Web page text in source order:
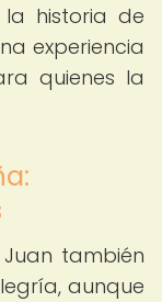
historia de
experiencia
quienes la
también
aunque